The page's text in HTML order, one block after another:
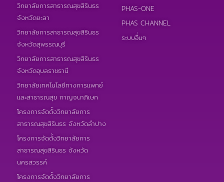
วิทยาลัยการสาธารณสุขสิรินธร
จังหวัดยะลา
วิทยาลัยการสาธารณสุขสิรินธร
จังหวัดสุพรรณบุรี
วิทยาลัยการสาธารณสุขสิรินธร
จังหวัดอุบลราชธานี
วิทยาลัยเทคโนโลยีทางการแพทย์
และสาธารณสุข กาญจนาภิเษก
โครงการจัดตั้งวิทยาลัยการ
สาธารณสุขสิรินธร จังหวัดลำปาง
โครงการจัดตั้งวิทยาลัยการ
สาธารณสุขสิรินธร จังหวัด
นครสวรรค์
โครงการจัดตั้งวิทยาลัยการ
PHAS-ONE
PHAS CHANNEL
ระบบอื่นๆ